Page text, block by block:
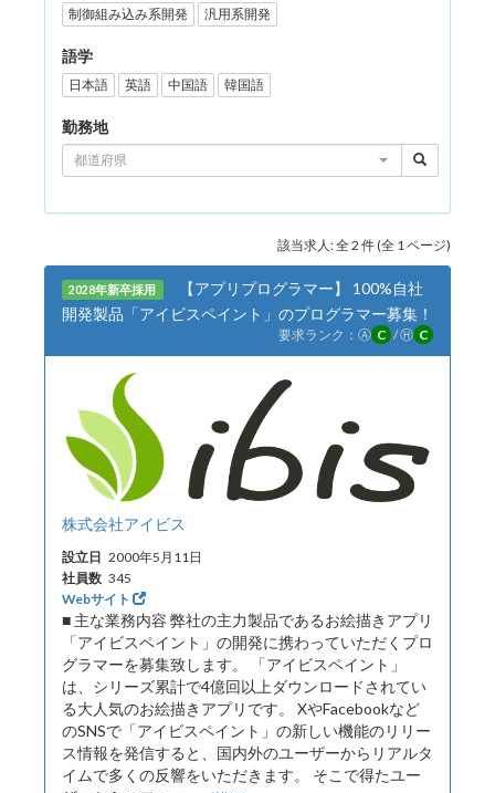
制御組み込み系開発
汎用系開発
語学
日本語 英語 中国語 韓国語
勤務地
都道府県
該当求人: 全 2 件 (全 1 ページ)
2028年新卒採用
【アプリプログラマー】 100%自社
開発製品「アイビスペイント」のプログラマー募集！
要求ランク： Ⓐ C /Ⓗ C
株式会社アイビス
設立日 2000年5月11日
社員数 345
Webサイト
■ 主な業務内容 弊社の主力製品であるお絵描きアプリ
「アイビスペイント」の開発に携わっていただくプロ
グラマーを募集致します。 「アイビスペイント」
は、シリーズ累計で4億回以上ダウンロードされてい
る大人気のお絵描きアプリです。 XやFacebookなど
のSNSで「アイビスペイント」の新しい機能のリリー
ス情報を発信すると、国内外のユーザーからリアルタ
イムで多くの反響をいただきます。 そこで得たユー